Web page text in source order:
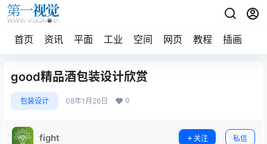
首页 资讯 平面 工业 空间 网页 教程 插画
good精品酒包装设计欣赏
包装设计 08年1月26日 0
fight 关注 私信